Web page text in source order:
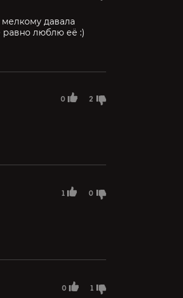
давала
равно люблю её :)
0 2
1 0
0 1